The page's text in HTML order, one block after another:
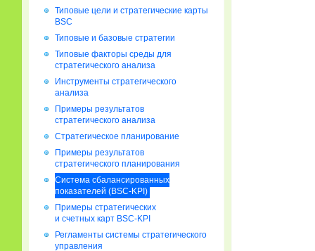
Типовые цели и стратегические карты
BSC
Типовые и базовые стратегии
Типовые факторы среды для
стратегического анализа
Инструменты стратегического
анализа
Примеры результатов
стратегического анализа
Стратегическое планирование
Примеры результатов
стратегического планирования
Система сбалансированных
показателей (BSC-KPI)
Примеры стратегических
и счетных карт BSC-KPI
Регламенты системы стратегического
управления